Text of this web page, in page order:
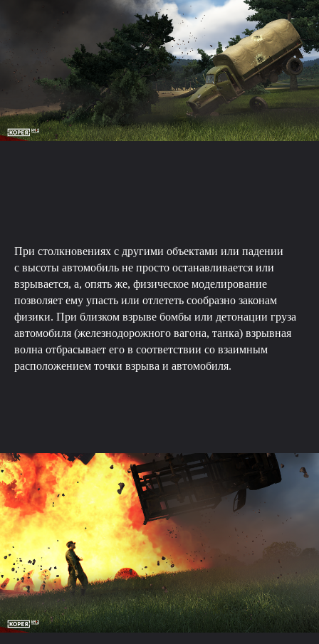
При столкновениях с другими объектами или падении
с высоты автомобиль не просто останавливается или
взрывается, а, опять же, физическое моделирование
позволяет ему упасть или отлететь сообразно законам
физики. При близком взрыве бомбы или детонации груза
автомобиля (железнодорожного вагона, танка) взрывная
волна отбрасывает его в соответствии со взаимным
расположением точки взрыва и автомобиля.